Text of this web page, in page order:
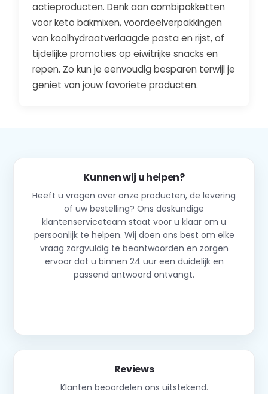
actieproducten. Denk aan combipakketten
voor keto bakmixen, voordeelverpakkingen
van koolhydraatverlaagde pasta en rijst, of
tijdelijke promoties op eiwitrijke snacks en
repen. Zo kun je eenvoudig besparen terwijl je
geniet van jouw favoriete producten.
Kunnen wij u helpen?
Heeft u vragen over onze producten, de levering
of uw bestelling? Ons deskundige
klantenserviceteam staat voor u klaar om u
persoonlijk te helpen. Wij doen ons best om elke
vraag zorgvuldig te beantwoorden en zorgen
ervoor dat u binnen 24 uur een duidelijk en
passend antwoord ontvangt.
Reviews
Klanten beoordelen ons uitstekend.